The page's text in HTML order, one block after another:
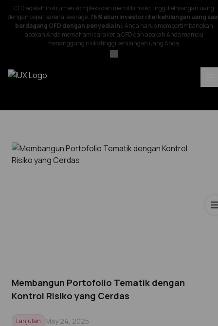
CFD adalah instrumen kompleks dan memiliki risiko tinggi kehilangan uang
dengan cepat karena leverage. 76% akun investor ritel kehilangan uang
berdagang CFD dengan penyedia ini.Anda harus mempertimbangkan
apakah Anda memahami cara kerja CFD dan apakah Anda mampu
menanggung risiko tinggi kehilangan uang Anda.
Membangun Portofolio Tematik dengan
Kontrol Risiko yang Cerdas
Lanjutan May 24, 2025